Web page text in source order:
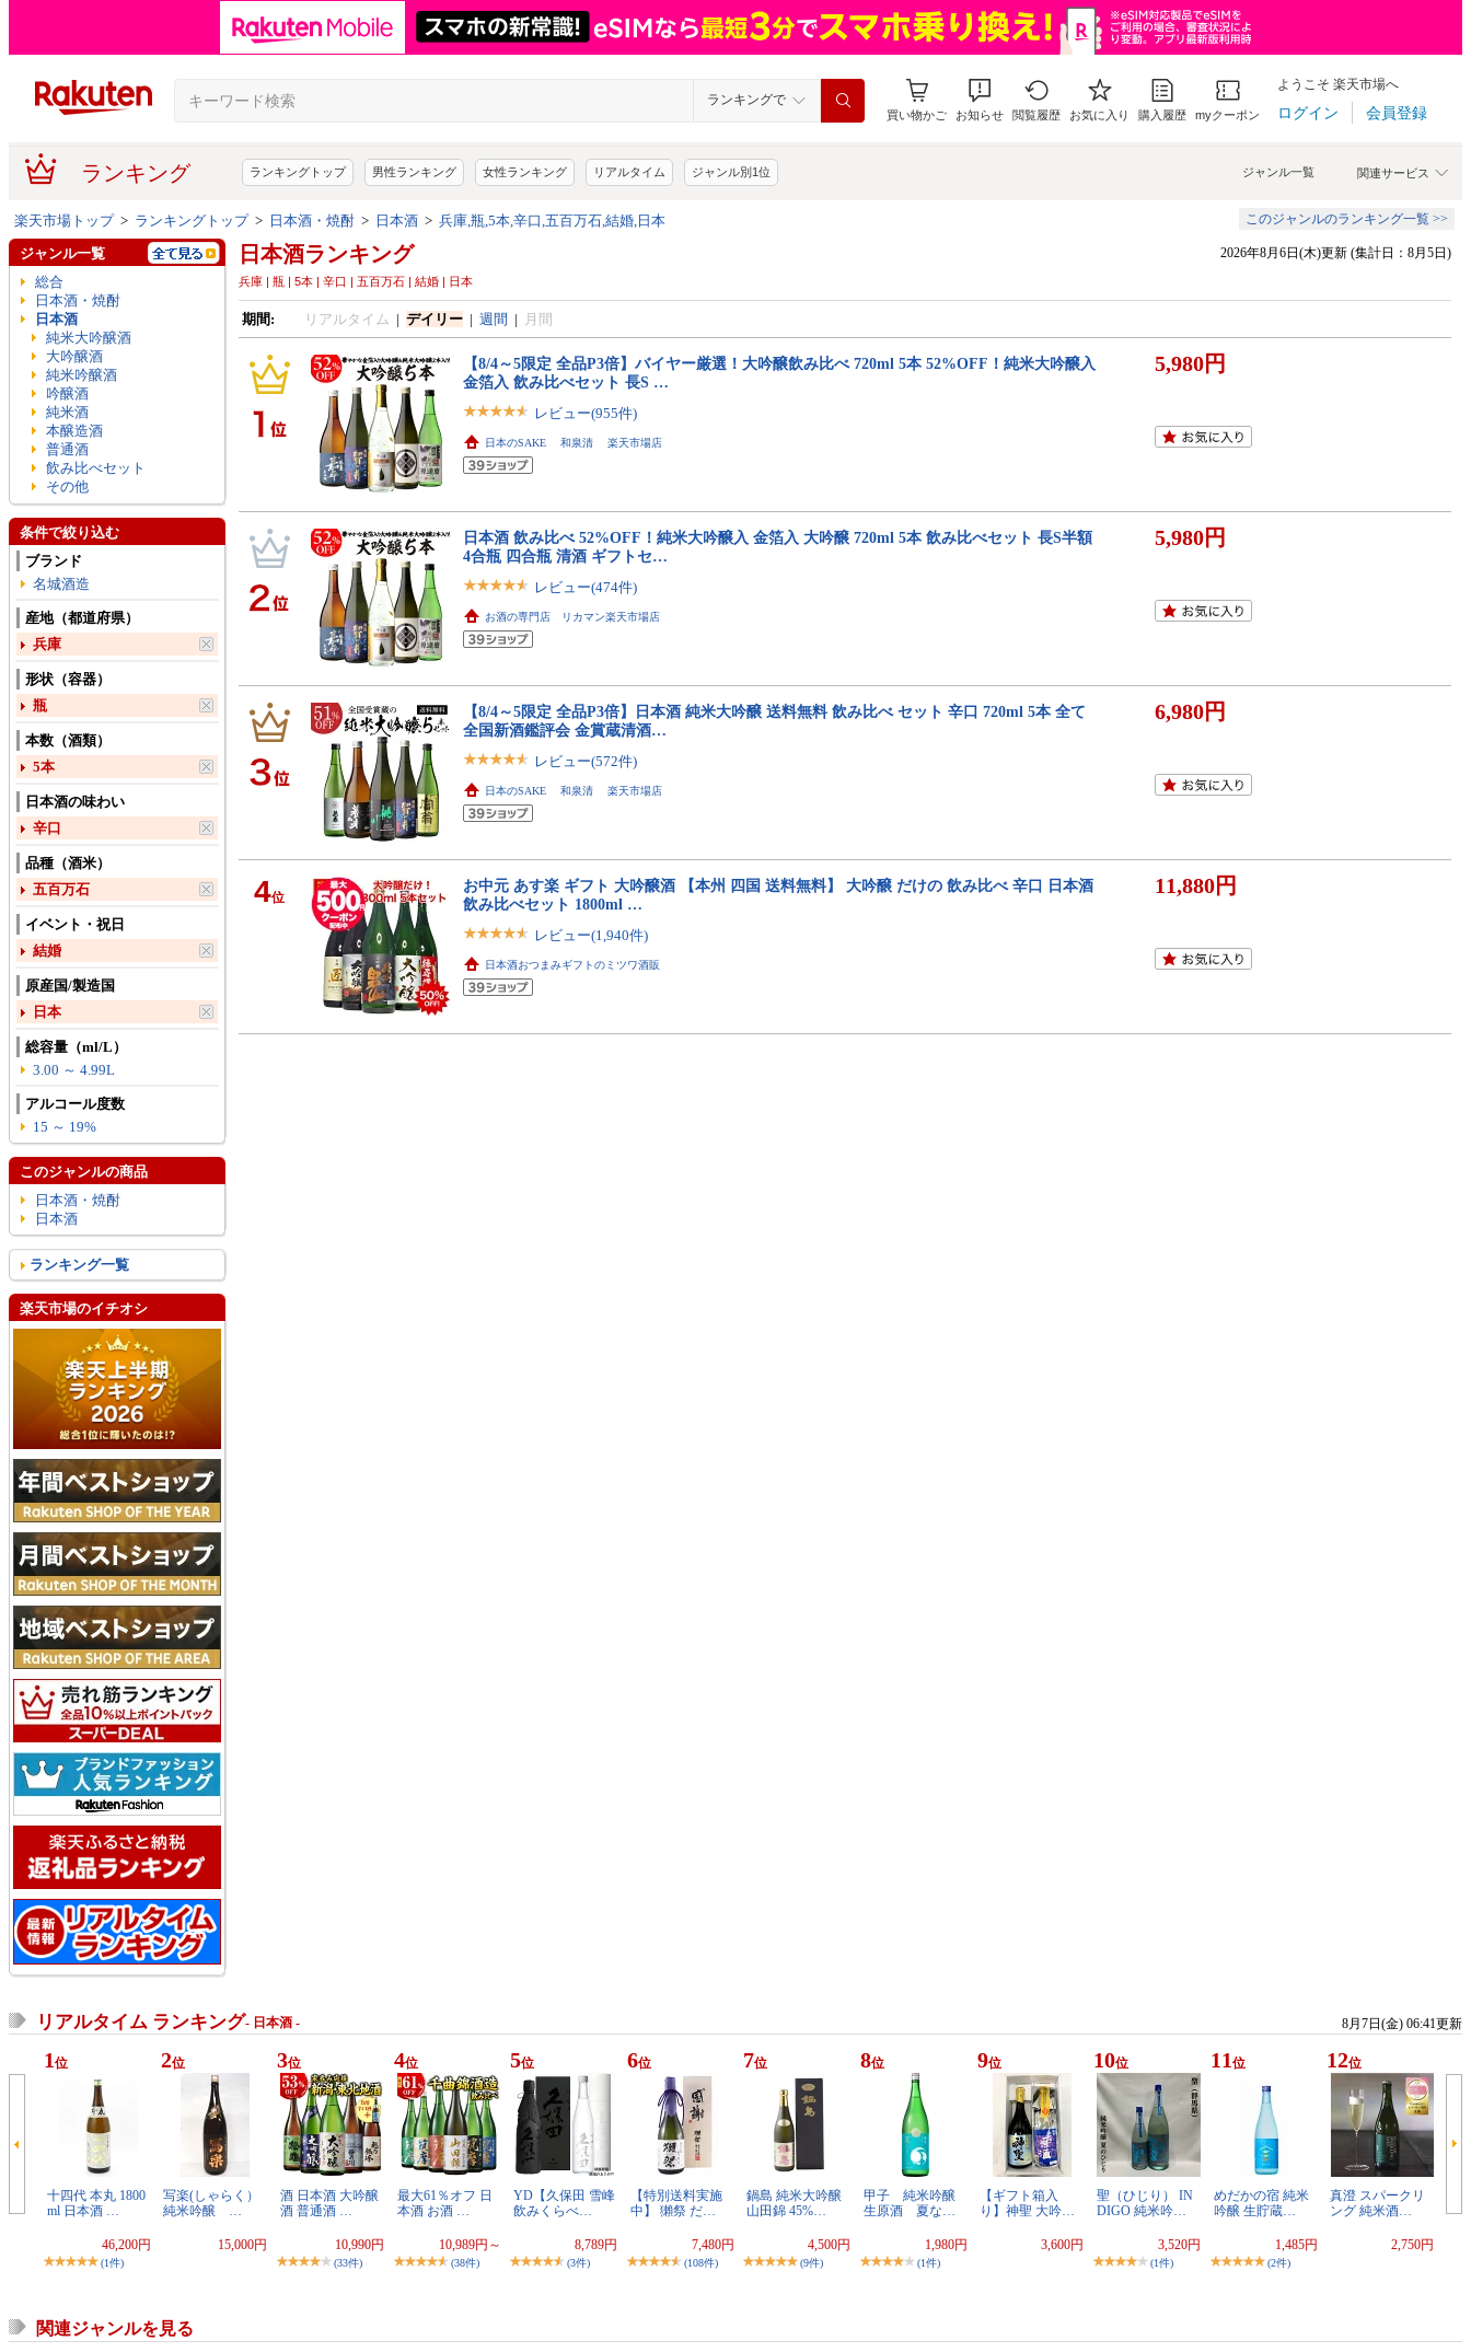
ランキングで
買い物かご お知らせ 閲覧履歴 お気に入り 購入履歴 myクーポン
ようこそ 楽天市場へ
ログイン 会員登録
ランキング 関連サービス
ジャンル一覧
ランキングトップ 男性ランキング 女性ランキング リアルタイム ジャンル別1位
楽天市場トップ> ランキングトップ> 日本酒・焼酎 > 日本酒 > 兵庫,瓶,5本,辛口,五百万石,結婚,日本 このジャンルのランキング一覧 >>
日本酒ランキング
兵庫 | 瓶 | 5本 | 辛口 | 五百万石 | 結婚 | 日本
2026年8月6日(木)更新 (集計日：8月5日)
期間: リアルタイム | デイリー| 週間 | 月間
【8/4～5限定 全品P3倍】バイヤー厳選！大吟醸飲み比べ 720ml 5本 52%OFF！純米大吟醸入
金箔入 飲み比べセット 長S …
レビュー(955件)
日本のSAKE 和泉清 楽天市場店
5,980円
日本酒 飲み比べ 52%OFF！純米大吟醸入 金箔入 大吟醸 720ml 5本 飲み比べセット 長S半額
4合瓶 四合瓶 清酒 ギフトセ…
レビュー(474件)
お酒の専門店 リカマン楽天市場店
5,980円
【8/4～5限定 全品P3倍】日本酒 純米大吟醸 送料無料 飲み比べ セット 辛口 720ml 5本 全て
全国新酒鑑評会 金賞蔵清酒…
レビュー(572件)
日本のSAKE 和泉清 楽天市場店
6,980円
4位
お中元 あす楽 ギフト 大吟醸酒 【本州 四国 送料無料】 大吟醸 だけの 飲み比べ 辛口 日本酒
飲み比べセット 1800ml …
レビュー(1,940件)
日本酒おつまみギフトのミツワ酒販
11,880円
ジャンル一覧
総合
日本酒・焼酎
日本酒
純米大吟醸酒
大吟醸酒
純米吟醸酒
吟醸酒
純米酒
本醸造酒
普通酒
飲み比べセット
その他
条件で絞り込む
ブランド
名城酒造
産地（都道府県）
兵庫
形状（容器）
瓶
本数（酒類）
5本
日本酒の味わい
辛口
品種（酒米）
五百万石
イベント・祝日
結婚
原産国/製造国
日本
総容量（ml/L）
3.00 ～ 4.99L
アルコール度数
15 ～ 19%
このジャンルの商品
日本酒・焼酎
日本酒
ランキング一覧
楽天市場のイチオシ
リアルタイム ランキング- 日本酒 - 8月7日(金) 06:41更新
1 位
十四代 本丸 1800
ml 日本酒 …
46,200円
(1件)
2位
写楽(しゃらく）
純米吟醸 …
15,000円
3位
酒 日本酒 大吟醸
酒 普通酒 …
10,990円
(33件)
4位
最大61％オフ 日
本酒 お酒 …
10,989円～
(38件)
5位
YD【久保田 雪峰
飲みくらべ…
8,789円
(3件)
6位
【特別送料実施
中】 獺祭 だ…
7,480円
(108件)
7位
鍋島 純米大吟醸
山田錦 45%…
4,500円
(9件)
8位
甲子 純米吟醸
生原酒 夏な…
1,980円
(1件)
9位
【ギフト箱入
り】神聖 大吟…
3,600円
10位
聖（ひじり） IN
DIGO 純米吟…
3,520円
(1件)
11 位
めだかの宿 純米
吟醸 生貯蔵…
1,485円
(2件)
12位
真澄 スパークリ
ング 純米酒…
2,750円
関連ジャンルを見る